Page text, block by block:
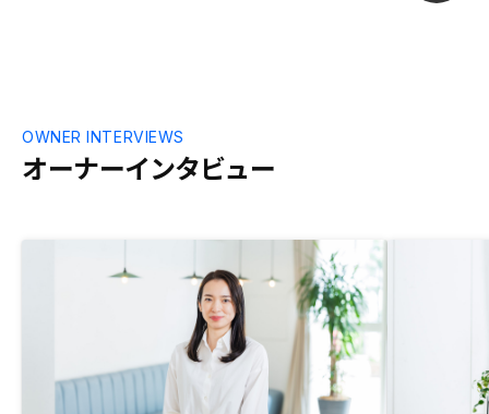
オーナーインタビュー
OWNER INTERVIEWS